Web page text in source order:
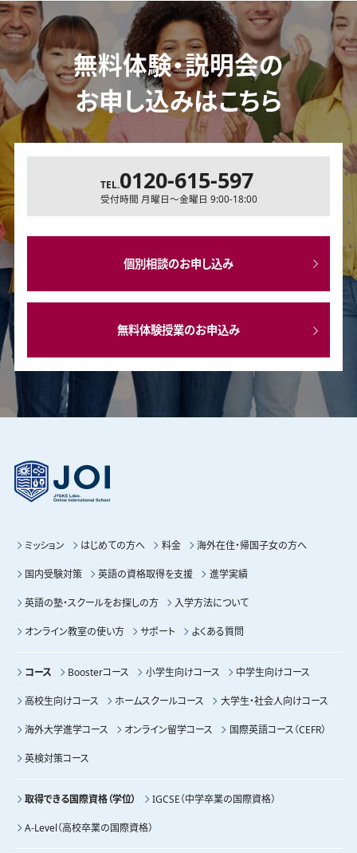
無料体験・説明会の
お申し込みはこちら
TEL.0120-615-597
受付時間 月曜日～金曜日 9:00-18:00
個別相談のお申し込み
無料体験授業のお申込み
ミッション はじめての方へ 料金 海外在住・帰国子女の方へ
国内受験対策 英語の資格取得を支援 進学実績
英語の塾・スクールをお探しの方 入学方法について
オンライン教室の使い方 サポート よくある質問
コース Boosterコース 小学生向けコース 中学生向けコース
高校生向けコース ホームスクールコース 大学生・社会人向けコース
海外大学進学コース オンライン留学コース 国際英語コース（CEFR）
英検対策コース
取得できる国際資格（学位） IGCSE（中学卒業の国際資格）
A-Level（高校卒業の国際資格）